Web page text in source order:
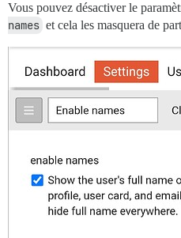
Vous pouvez désactiver le
names et cela les masquera de